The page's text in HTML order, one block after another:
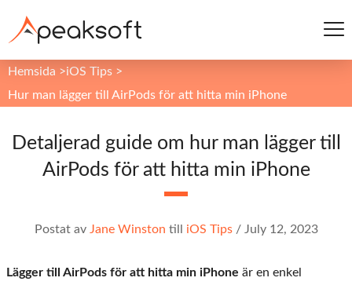
Hemsida >iOS Tips >
Hur man lägger till AirPods för att hitta min iPhone
Detaljerad guide om hur man lägger till
AirPods för att hitta min iPhone
Postat av Jane Winston till iOS Tips/ July 12, 2023
Lägger till AirPods för att hitta min iPhone är en enkel